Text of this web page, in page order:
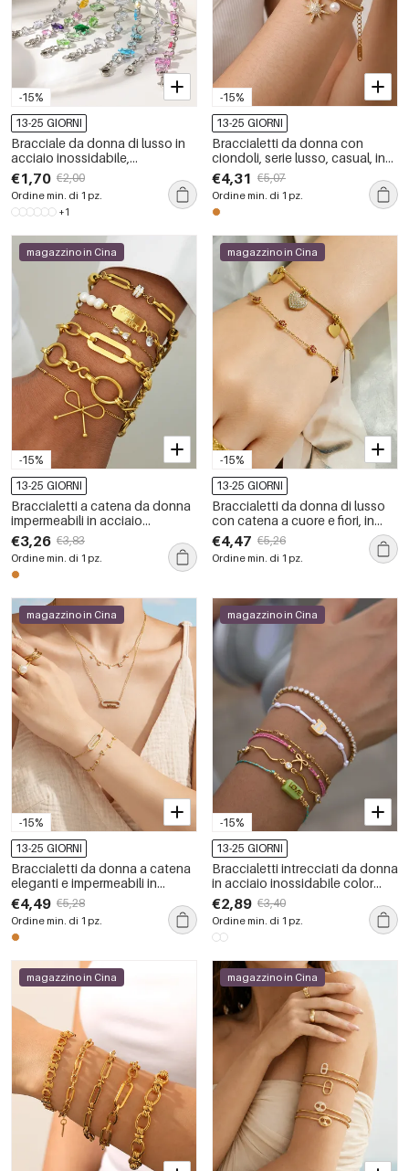
-15%
13-25 GIORNI
Bracciale da donna di lusso in
acciaio inossidabile,
impermeabile, color oro, con
catena e cristalli.
€1,70 €2,00
Ordine min. di 1 pz.
+1
-15%
13-25 GIORNI
Braccialetti da donna con
ciondoli, serie lusso, casual, in
acciaio inossidabile,
impermeabili, color oro, con
catena a sole.
€4,31 €5,07
Ordine min. di 1 pz.
-15%
magazzino in Cina
13-25 GIORNI
Braccialetti a catena da donna
impermeabili in acciaio
inossidabile di forma irregolare,
1 pezzo
€3,26 €3,83
Ordine min. di 1 pz.
-15%
magazzino in Cina
13-25 GIORNI
Braccialetti da donna di lusso
con catena a cuore e fiori, in
acciaio inossidabile
impermeabile color oro.
€4,47 €5,26
Ordine min. di 1 pz.
-15%
magazzino in Cina
13-25 GIORNI
Braccialetti da donna a catena
eleganti e impermeabili in
acciaio inossidabile color oro,
serie di lusso con lettere.
€4,49 €5,28
Ordine min. di 1 pz.
-15%
magazzino in Cina
13-25 GIORNI
Braccialetti intrecciati da donna
in acciaio inossidabile color
oro, serie romantica con
graziose lettere intrecciate,
impermeabili.
€2,89 €3,40
Ordine min. di 1 pz.
magazzino in Cina magazzino in Cina